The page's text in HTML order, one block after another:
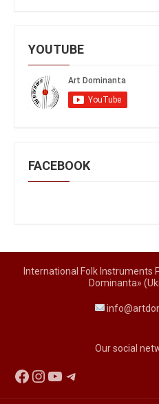
YOUTUBE
FACEBOOK
International Folk
Dominanta»
Our social
Facebook
Instagram
YouTube
Telegram